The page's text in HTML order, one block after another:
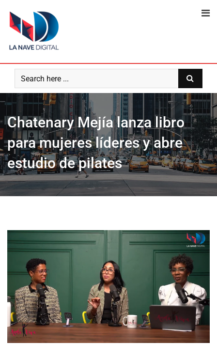
content
Chatenary Mejía lanza libro
para mujeres líderes y abre
estudio de pilates